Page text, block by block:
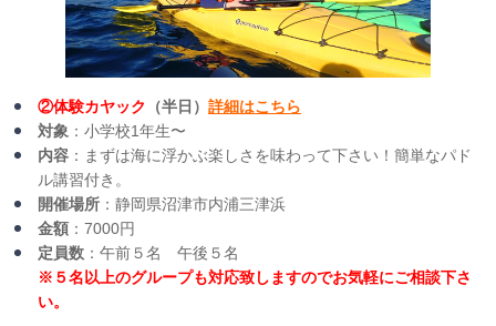
②体験カヤック （半日） 詳細はこちら
対象 ：小学校1年生〜
内容 ：まずは海に浮かぶ楽しさを味わって下さい！簡単なパド
ル講習付き。
開催場所 ：静岡県沼津市内浦三津浜
金額 ：7000円
定員数 ：午前５名 午後５名
※５名以上のグループも対応致しますのでお気軽にご相談下さ
い。